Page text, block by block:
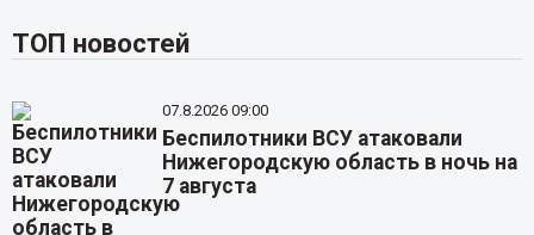
ТОП новостей
07.8.2026 09:00
Беспилотники ВСУ атаковали
Нижегородскую область в ночь на
7 августа